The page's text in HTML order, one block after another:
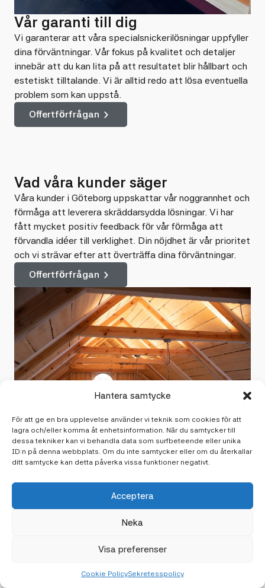
Hantera samtycke
För att ge en bra upplevelse använder vi teknik som cookies för att
lagra och/eller komma åt enhetsinformation. När du samtycker till
dessa tekniker kan vi behandla data som surfbeteende eller unika
ID:n på denna webbplats. Om du inte samtycker eller om du återkallar
ditt samtycke kan detta påverka vissa funktioner negativt.
Acceptera
Neka
Visa preferenser
Cookie PolicySekretesspolicy
Vår garanti till dig
Vi garanterar att våra specialsnickerilösningar uppfyller
dina förväntningar. Vår fokus på kvalitet och detaljer
innebär att du kan lita på att resultatet blir hållbart och
estetiskt tilltalande. Vi är alltid redo att lösa eventuella
problem som kan uppstå.
Offertförfrågan
Vad våra kunder säger
Våra kunder i Göteborg uppskattar vår noggrannhet och
förmåga att leverera skräddarsydda lösningar. Vi har
fått mycket positiv feedback för vår förmåga att
förvandla idéer till verklighet. Din nöjdhet är vår prioritet
och vi strävar efter att överträffa dina förväntningar.
Offertförfrågan
Senaste artiklarna
insikter. Här delar vi med oss av inspiration från vår